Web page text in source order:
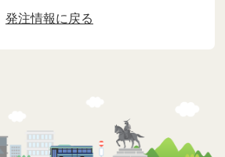
発注情報に戻る